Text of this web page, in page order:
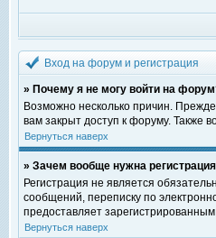
Вход на форум и регистрация
» Почему я не могу войти на
Возможно несколько причин.
вам закрыт доступ к форуму. Также
Вернуться наверх
» Зачем вообще нужна
Регистрация не является
сообщений, переписку по
предоставляет
Вернуться наверх